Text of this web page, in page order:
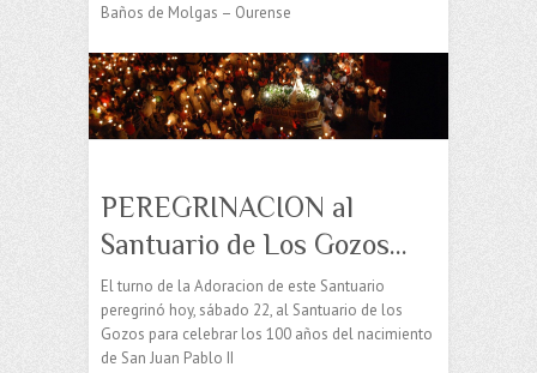
Baños de Molgas – Ourense
PEREGRINACION al
Santuario de Los Gozos…
El turno de la Adoracion de este Santuario
peregrinó hoy, sábado 22, al Santuario de los
Gozos para celebrar los 100 años del nacimiento
de San Juan Pablo II